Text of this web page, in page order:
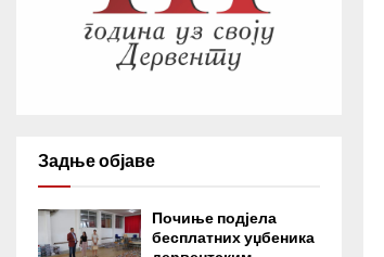
Задње објаве
Почиње подјела
бесплатних уџбеника